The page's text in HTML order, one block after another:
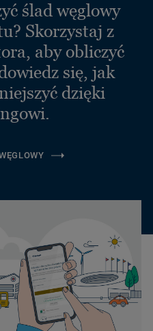
ślad węglowy
Skorzystaj z
aby obliczyć
się, jak
dzięki